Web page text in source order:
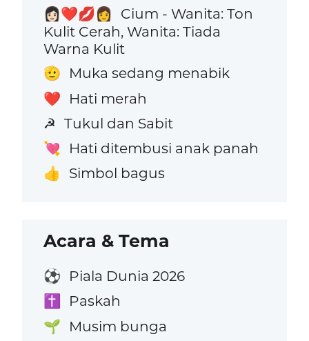
👩🏻‍❤️‍💋‍👩
Cium - Wanita: Ton
Kulit Cerah, Wanita: Tiada
Warna Kulit
🫡 Muka sedang menabik
❤️ Hati merah
☭ Tukul dan Sabit
💘 Hati ditembusi anak panah
👍 Simbol bagus
Acara & Tema
⚽ Piala Dunia 2026
✝️ Paskah
🌱 Musim bunga